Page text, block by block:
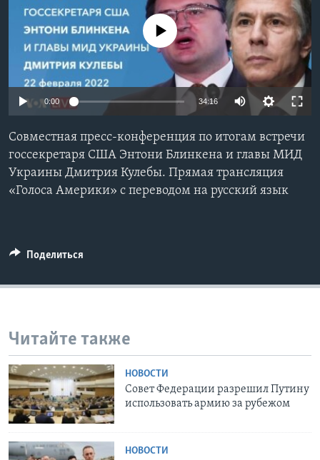
Learning English
СОЦИАЛЬНЫЕ СЕТИ
No media source currently available
0:00 34:16
Совместная пресс-конференция по итогам встречи
госсекретаря США Энтони Блинкена и главы МИД
Украины Дмитрия Кулебы. Прямая трансляция
«Голоса Америки» с переводом на русский язык
Поделиться
Читайте также
НОВОСТИ
Совет Федерации разрешил Путину
использовать армию за рубежом
НОВОСТИ